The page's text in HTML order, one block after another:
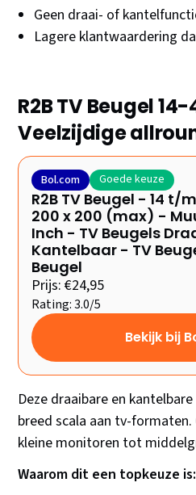
Geen draai- of
Lagere klantwaardering
R2B TV Beugel
Veelzijdige
Bol.com Goede keuze
R2B TV Beugel - 14 t/
200 x 200 (max) -
Inch - TV Beugels
Kantelbaar - TV
Beugel
Prijs: €24,95
Rating: 3.0/5
Bekijk bij
Deze draaibare en
breed scala aan tv-formaten.
kleine monitoren tot
Waarom dit een topkeuze is: